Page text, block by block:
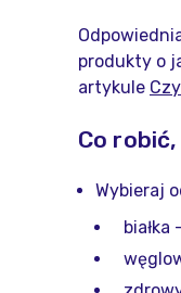
produkty o
artykule
Co
Wybieraj